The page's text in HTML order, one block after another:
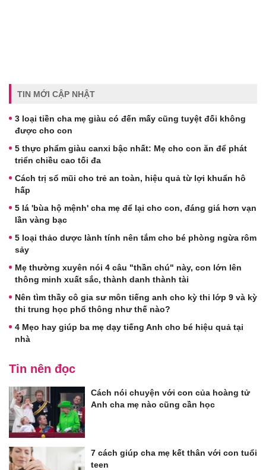
TIN MỚI CẬP NHẬT
3 loại tiền cha mẹ giàu có đến mấy cũng tuyệt đối không
được cho con
5 thực phẩm giàu canxi bậc nhất: Mẹ cho con ăn để phát
triển chiều cao tối đa
Cách trị sổ mũi cho trẻ an toàn, hiệu quả từ lợi khuẩn hô
hấp
5 lá 'bùa hộ mệnh' cha mẹ để lại cho con, đáng giá hơn vạn
lần vàng bạc
5 loại thảo dược lành tính nên tắm cho bé phòng ngừa rôm
sảy
Mẹ thường xuyên nói 4 câu "thần chú" này, con lớn lên
thông minh xuất sắc, thành danh thành tài
Nên tìm thầy cô gia sư môn tiếng anh cho kỳ thi lớp 9 và kỳ
thi trung học phổ thông như thế nào?
4 Mẹo hay giúp ba mẹ dạy tiếng Anh cho bé hiệu quả tại
nhà
Tin nên đọc
Cách nói chuyện với con của hoàng tử
Anh cha mẹ nào cũng cần học
7 cách giúp cha mẹ kết thân với con tuổi
teen